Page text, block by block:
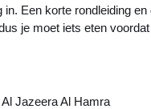
Een korte rondleiding
je moet iets eten
Al Jazeera Al Hamra